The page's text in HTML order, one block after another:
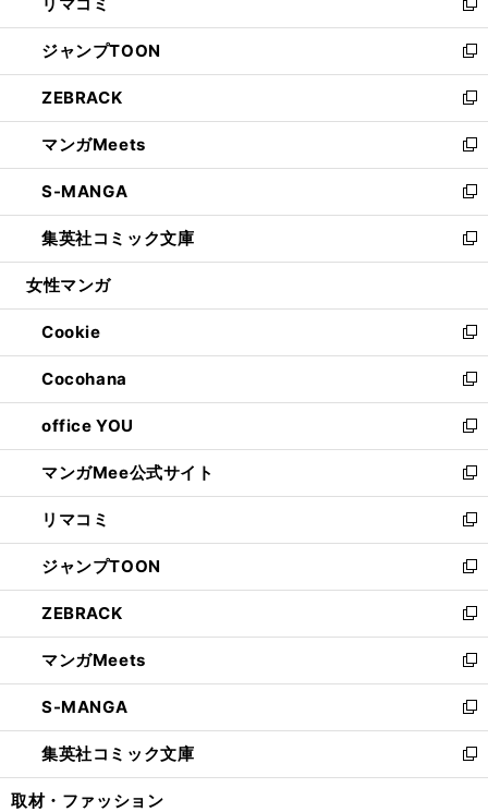
で
開
く
ド
ウ
で
開
く
ィ
ン
ド
ウ
で
開
く
い
ウ
ィ
ン
ド
ウ
で
開
く
新
し
い
ウ
ィ
ン
ド
ウ
で
開
く
ジャンプTOON
新
し
い
ウ
ィ
ン
ド
ウ
で
開
ZEBRACK
新
し
い
ウ
ィ
ン
ド
ウ
開
く
マンガMeets
新
し
い
ウ
ィ
ン
ウ
で
開
く
S-MANGA
新
し
い
ウ
ン
ド
ウ
で
開
く
集英社コミック文庫
新
し
ウ
ィ
ン
ド
ウ
で
開
く
女性マンガ
Cookie
新
し
い
ウ
ィ
ン
ド
ウ
で
開
く
Cocohana
新
し
い
ウ
ィ
ン
ド
ウ
で
開
く
office YOU
新
し
い
ウ
ィ
ン
ド
ウ
で
開
く
マンガMee公式サイト
新
し
い
ウ
ィ
ン
ド
ウ
で
開
く
リマコミ
新
し
い
ウ
ィ
ン
ド
ウ
で
開
く
ジャンプTOON
新
し
い
ウ
ィ
ン
ド
ウ
で
開
ZEBRACK
新
し
い
ウ
ィ
ン
ド
ウ
マンガMeets
新
し
い
ウ
ィ
ン
S-MANGA
新
し
い
ウ
集英社コミック文庫
新
し
取材・ファッション